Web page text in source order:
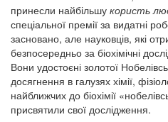
принесли найбільшу користь
спеціальної премії за видатні
засновано, але науковців, які
безпосередньо за біохімічні
Вони удостоєні золотої
досягнення в галузях хімії,
найближчих до біохімії
присвятили свої дослідження.